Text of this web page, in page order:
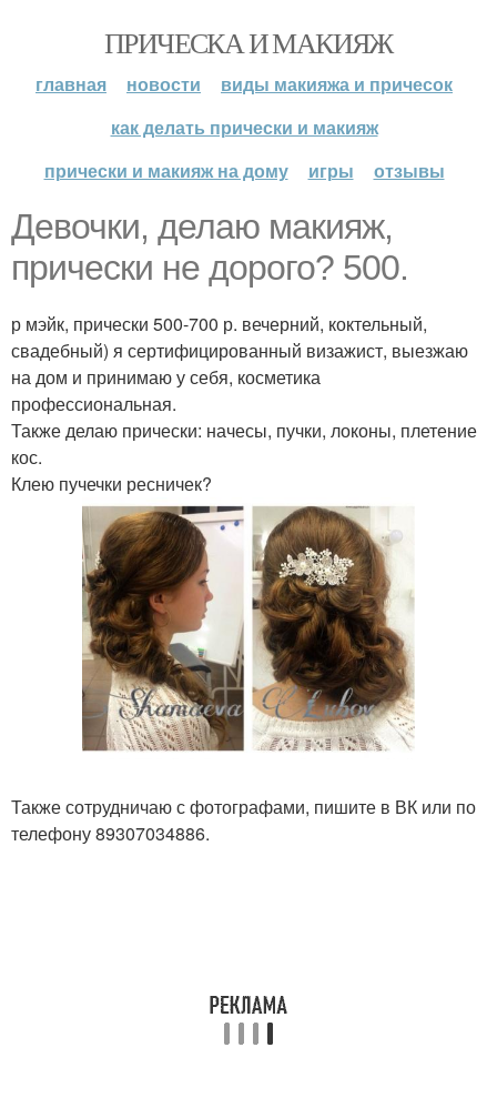
ПРИЧЕСКА И МАКИЯЖ
главная новости
виды макияжа и причесок
как делать прически и макияж
прически и макияж на дому
игры отзывы
Девочки, делаю макияж,
прически не дорого? 500.
р мэйк, прически 500-700 р. вечерний, коктельный,
свадебный) я сертифицированный визажист, выезжаю
на дом и принимаю у себя, косметика
профессиональная.
Также делаю прически: начесы, пучки, локоны, плетение
кос.
Клею пучечки ресничек?
Также сотрудничаю с фотографами, пишите в ВК или по
телефону 89307034886.